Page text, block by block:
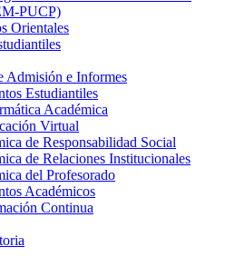
PUCP)
Orientales
Admisión e Informes
Estudiantiles
Académica
Virtual
de Responsabilidad Social
de Relaciones Institucionales
del Profesorado
Académicos
Continua